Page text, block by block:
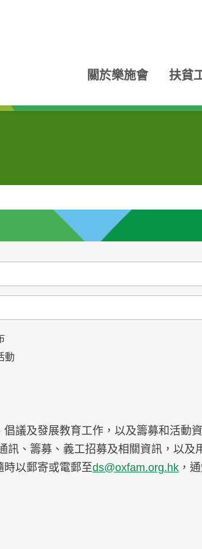
關於樂施會 扶貧
動
議及發展教育工作，以及籌募和活動
訊、籌募、義工招募及相關資訊，以
以郵寄或電郵至ds@oxfam.org.hk，